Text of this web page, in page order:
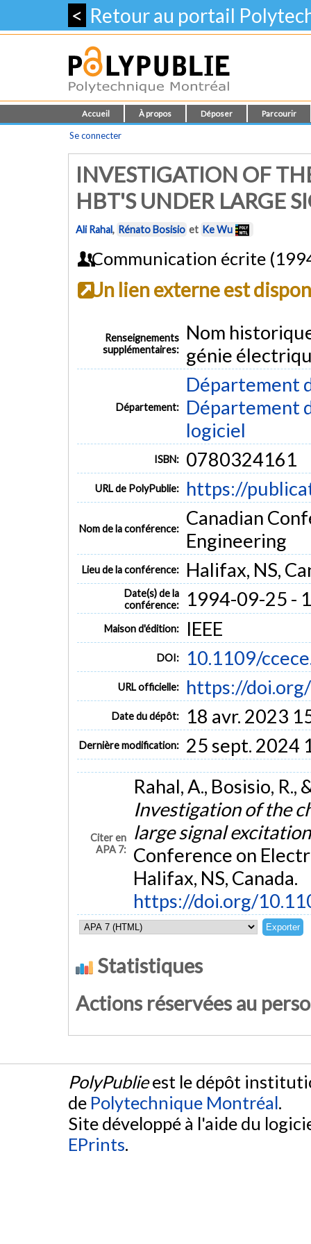
< Retour au portail
Accueil À propos Déposer Parcourir
Se connecter
INVESTIGATION OF
HBT'S UNDER LARGE
Ali Rahal, Rénato Bosisio et Ke Wu
Communication écrite
Un lien externe est
Renseignements
supplémentaires:
Nom
génie
Département:
Département
Département
logiciel
ISBN: 0780324161
URL de PolyPublie: https://
Nom de la conférence:
Canadian
Engineering
Lieu de la conférence: Halifax, NS,
Date(s) de la
conférence:
1994-09-25 -
Maison d'édition: IEEE
DOI: 10.1109/
URL officielle: https://
Date du dépôt: 18 avr. 2023
Dernière modification: 25 sept. 2024
Citer en
APA 7:
Rahal, A., Bosisio,
Investigation of the
large signal
Conference on
Halifax, NS, Canada.
https://doi.org/
Statistiques
Actions réservées au
PolyPublieest le dépôt
de Polytechnique Montréal.
Site développé à l'aide du
EPrints.